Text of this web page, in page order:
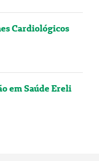
Cardiológicos
em Saúde Ereli